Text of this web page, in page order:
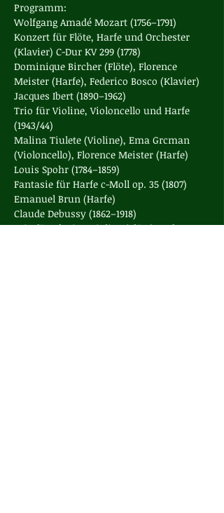
Programm:
Wolfgang Amadé Mozart (1756–1791)
Konzert für Flöte, Harfe und Orchester
(Klavier) C-Dur KV 299 (1778)
Dominique Bircher (Flöte), Florence
Meister (Harfe), Federico Bosco (Klavier)
Jacques Ibert (1890–1962)
Trio für Violine, Violoncello und Harfe
(1943/44)
Malina Tiulete (Violine), Ema Grcman
(Violoncello), Florence Meister (Harfe)
Louis Spohr (1784–1859)
Fantasie für Harfe c-Moll op. 35 (1807)
Emanuel Brun (Harfe)
Claude Debussy (1862–1918)
Trio für Klavier, Violine (Flöte) und